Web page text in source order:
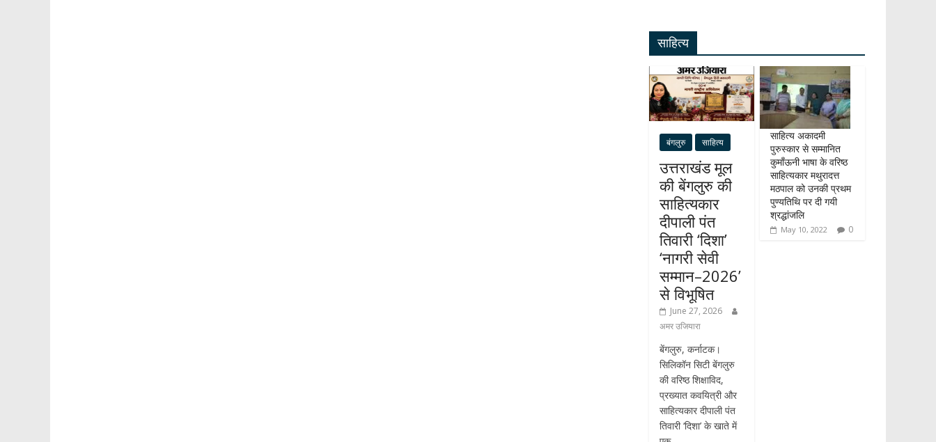
A
p
p
o
k
m
dI
n
साहित्य
बंगलुरु साहित्य
उत्तराखंड मूल
की बेंगलुरु की
साहित्यकार
दीपाली पंत
तिवारी ‘दिशा’
‘नागरी सेवी
सम्मान–2026’
से विभूषित
June 27, 2026
अमर उजियारा
बेंगलुरु, कर्नाटक।
सिलिकॉन सिटी बेंगलुरु
की वरिष्ठ शिक्षाविद,
प्रख्यात कवयित्री और
साहित्यकार दीपाली पंत
तिवारी ‘दिशा’ के खाते में
साहित्य अकादमी
पुरुस्कार से सम्मानित
कुमाँऊनी भाषा के वरिष्ठ
साहित्यकार मथुरादत्त
मठपाल को उनकी प्रथम
पुण्यतिथि पर दी गयी
श्रद्धांजलि
May 10, 2022 0